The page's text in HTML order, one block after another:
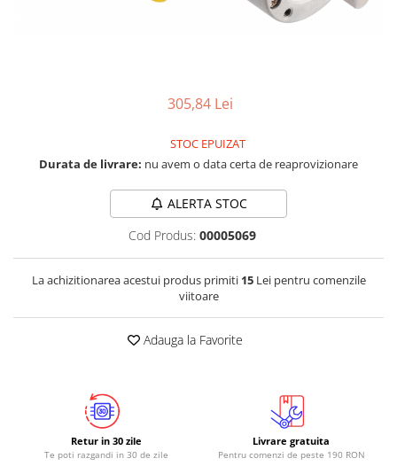
Releu
RS-232
RS-485
Antene
305,84 Lei
STOC EPUIZAT
Durata de livrare: nu avem o data certa de reaprovizionare
ALERTA STOC
Cod Produs: 00005069
La achizitionarea acestui produs primiti 15Lei pentru comenzile
viitoare
Adauga la Favorite
Retur in 30 zile
Te poti razgandi in 30 de zile
Livrare gratuita
Pentru comenzi de peste 190 RON